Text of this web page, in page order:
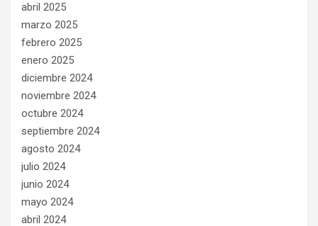
abril 2025
marzo 2025
febrero 2025
enero 2025
diciembre 2024
noviembre 2024
octubre 2024
septiembre 2024
agosto 2024
julio 2024
junio 2024
mayo 2024
abril 2024